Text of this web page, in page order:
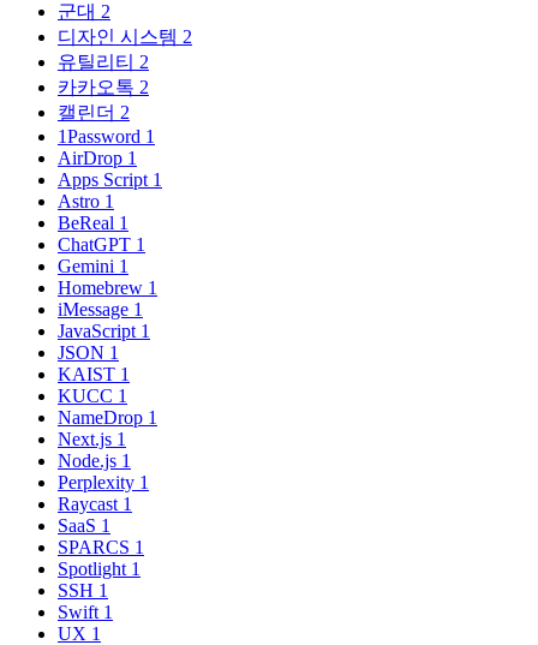
군대 2
디자인 시스템 2
유틸리티 2
카카오톡 2
캘린더 2
1Password 1
AirDrop 1
Apps Script 1
Astro 1
BeReal 1
ChatGPT 1
Gemini 1
Homebrew 1
iMessage 1
JavaScript 1
JSON 1
KAIST 1
KUCC 1
NameDrop 1
Next.js 1
Node.js 1
Perplexity 1
Raycast 1
SaaS 1
SPARCS 1
Spotlight 1
SSH 1
Swift 1
UX 1